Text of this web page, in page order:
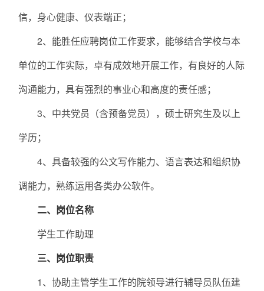
信，身心健康、仪表端正；
2、能胜任应聘岗位工作要求，能够结合学校与本
单位的工作实际，卓有成效地开展工作，有良好的人际
沟通能力，具有强烈的事业心和高度的责任感；
3、中共党员（含预备党员），硕士研究生及以上
学历；
4、具备较强的公文写作能力、语言表达和组织协
调能力，熟练运用各类办公软件。
二、岗位名称
学生工作助理
三、岗位职责
1、协助主管学生工作的院领导进行辅导员队伍建